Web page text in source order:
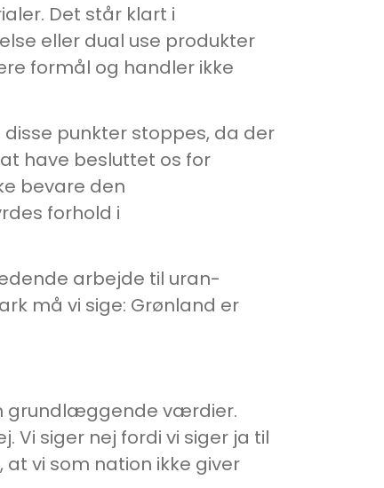
Det står klart i
eller dual use produkter
formål og handler ikke
punkter stoppes, da der
have besluttet os for
bevare den
forhold i
arbejde til uran-
må vi sige: Grønland er
grundlæggende værdier.
Vi siger nej fordi vi siger ja til
vi som nation ikke giver